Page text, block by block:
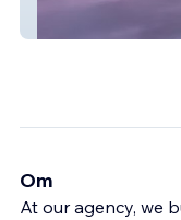
Om
At our agency, we